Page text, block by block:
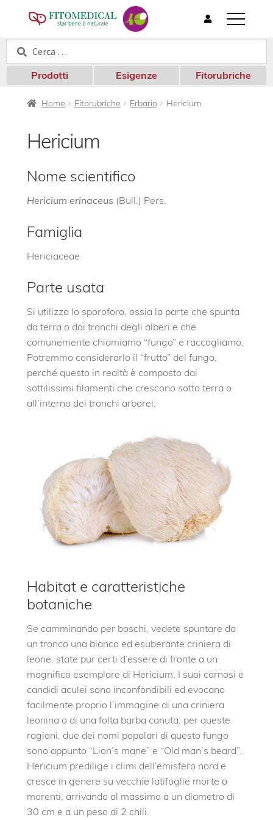
T
o
g
l
e
Cerca:
Cerca
Prodotti Esigenze Fitorubriche
Home Fitorubriche Erbario Hericium
Hericium
Nome scientifico
Hericium erinaceus (Bull.) Pers.
Famiglia
Hericiaceae
Parte usata
Si utilizza lo sporoforo, ossia la parte che spunta
da terra o dai tronchi degli alberi e che
comunemente chiamiamo “fungo” e raccogliamo.
Potremmo considerarlo il “frutto” del fungo,
perché questo in realtà è composto dai
sottilissimi filamenti che crescono sotto terra o
all’interno dei tronchi arborei.
Habitat e caratteristiche
botaniche
Se camminando per boschi, vedete spuntare da
un tronco una bianca ed esuberante criniera di
leone, state pur certi d’essere di fronte a un
magnifico esemplare di Hericium. I suoi carnosi e
candidi aculei sono inconfondibili ed evocano
facilmente proprio l’immagine di una criniera
leonina o di una folta barba canuta: per queste
ragioni, due dei nomi popolari di questo fungo
sono appunto “Lion’s mane” e “Old man’s beard”.
Hericium predilige i climi dell’emisfero nord e
cresce in genere su vecchie latifoglie morte o
morenti, arrivando al massimo a un diametro di
30 cm e a un peso di 2 chili.